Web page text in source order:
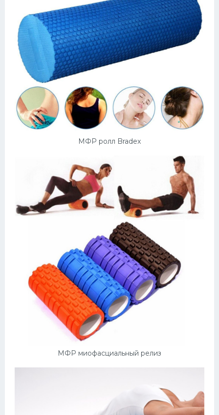
МФР ролл Bradex
МФР миофасциальный релиз